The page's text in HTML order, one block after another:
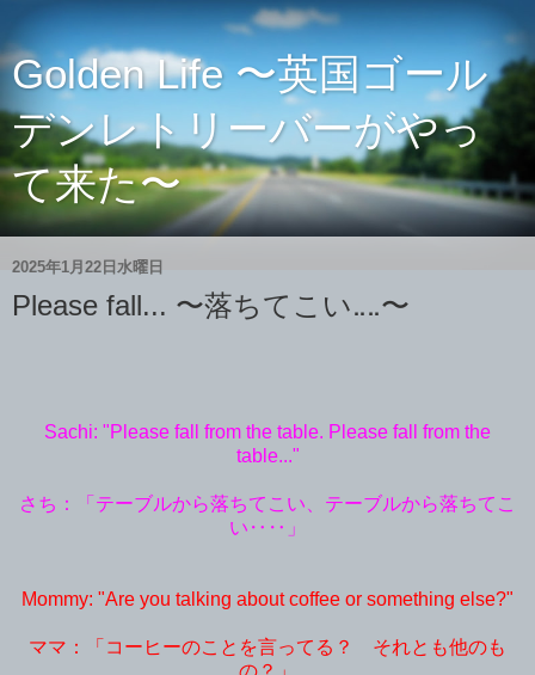
Golden Life 〜英国ゴール
デンレトリーバーがやっ
て来た〜
2025年1月22日水曜日
Please fall... 〜落ちてこい‥‥〜
Sachi: "Please fall from the table. Please fall from the
table..."
さち：「テーブルから落ちてこい、テーブルから落ちてこ
い‥‥」
Mommy: "Are you talking about coffee or something else?"
ママ：「コーヒーのことを言ってる？ それとも他のも
の？」